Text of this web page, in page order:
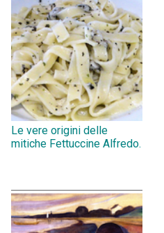
Le vere origini delle
mitiche Fettuccine Alfredo.